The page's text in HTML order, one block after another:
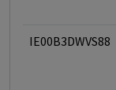
IE00B3DWVS88